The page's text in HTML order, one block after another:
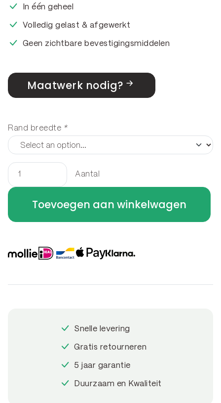
In één geheel
Volledig gelast & afgewerkt
Geen zichtbare bevestigingsmiddelen
Maatwerk nodig?
Rand breedte *
Houtopslag
staand
x
x
Aantal
Toevoegen aan winkelwagen
Snelle levering
Gratis retourneren
5 jaar garantie
Duurzaam en Kwaliteit